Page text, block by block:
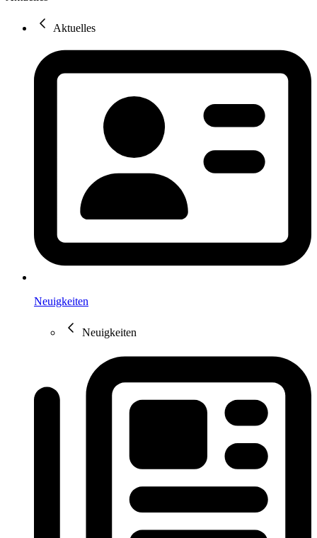
Aktuelles
Neuigkeiten
Neuigkeiten